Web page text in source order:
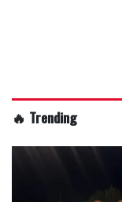
🔥 Trending